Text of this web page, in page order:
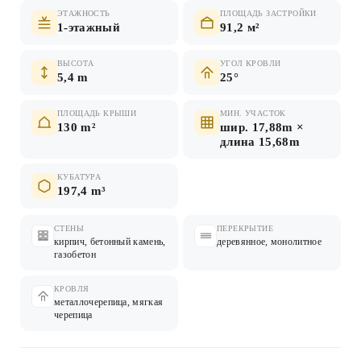
ЭТАЖНОСТЬ
1-этажный
ПЛОЩАДЬ ЗАСТРОЙКИ
91,2 м²
ВЫСОТА
5,4 m
УГОЛ КРОВЛИ
25°
ПЛОЩАДЬ КРЫШИ
130 m²
МИН. УЧАСТОК
шир. 17,88m ×
длина 15,68m
КУБАТУРА
197,4 m³
СТЕНЫ
кирпич, бетонный камень,
газобетон
ПЕРЕКРЫТИЕ
деревянное, монолитное
КРОВЛЯ
металлочерепица, мягкая
черепица